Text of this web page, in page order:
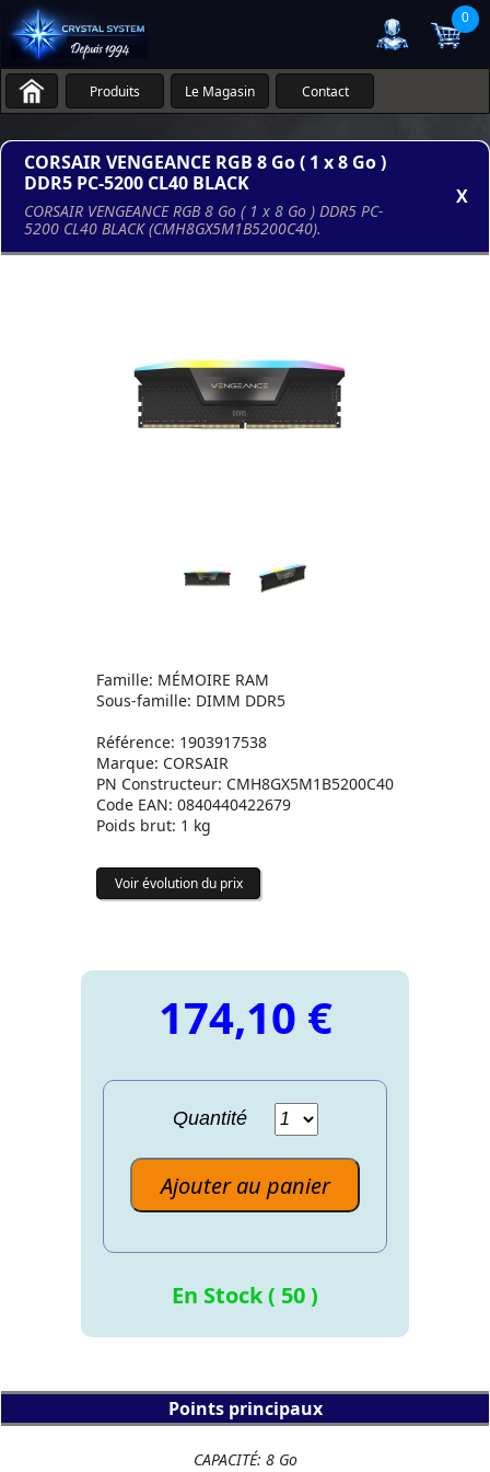
0
Produits Le Magasin Contact
CORSAIR VENGEANCE RGB 8 Go ( 1 x 8 Go )
DDR5 PC-5200 CL40 BLACK
CORSAIR VENGEANCE RGB 8 Go ( 1 x 8 Go ) DDR5 PC-
5200 CL40 BLACK (CMH8GX5M1B5200C40).
X
Famille: MÉMOIRE RAM
Sous-famille: DIMM DDR5
Référence: 1903917538
Marque: CORSAIR
PN Constructeur: CMH8GX5M1B5200C40
Code EAN: 0840440422679
Poids brut: 1 kg
Voir évolution du prix
174,10 €
Quantité
Ajouter au panier
En Stock ( 50 )
Points principaux
CAPACITÉ: 8 Go